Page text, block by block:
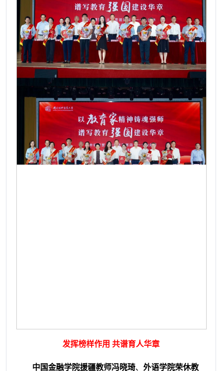
发挥榜样作用 共谱育人华章
中国金融学院援疆教师冯晓琦、 外语学院荣休教